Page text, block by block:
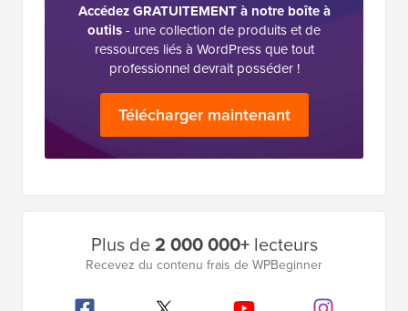
Accédez GRATUITEMENT à notre boîte à
outils- une collection de produits et de
ressources liés à WordPress que tout
professionnel devrait posséder !
Télécharger maintenant
Plus de2 000 000+lecteurs
Recevez du contenu frais de WPBeginner